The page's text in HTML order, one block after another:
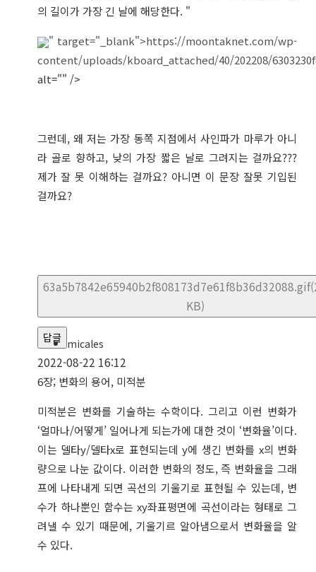
의 길이가 가장 긴 날에 해당한다. "
" target="_blank">https://moontaknet.com/wp-
content/uploads/kboard_attached/40/202208/
alt="" />
그런데, 왜 저는 가장 동쪽 지점에서 사인파가 마루가 아니
라 골로 향하고, 낮의 가장 짧은 날로 그려지는 걸까요???
제가 잘 못 이해하는 걸까요? 아니면 이 문장 잘못 기입된
걸까요?
KB)
답글 micales
2022-08-22 16:12
6장; 변화의 용어, 미적분
미적분은 변화를 기술하는 수학이다. 그리고 이런 변화가
‘얼마나/어떻게’ 일어나게 되는가에 대한 것이 ‘변화율’이다.
이는 델타y/델타x로 표현되는데 y에 생긴 변화를 x의 변화
량으로 나눈 값이다. 이러한 변화의 정도, 즉 변화율을 그래
프에 나타내게 되면 곡선의 기울기로 표현될 수 있는데, 변
수가 하나뿐인 함수는 xy좌표평면에 곡선이라는 형태로 그
려낼 수 있기 때문에, 기울기르 알아냄으로서 변화율을 알
수 있다.